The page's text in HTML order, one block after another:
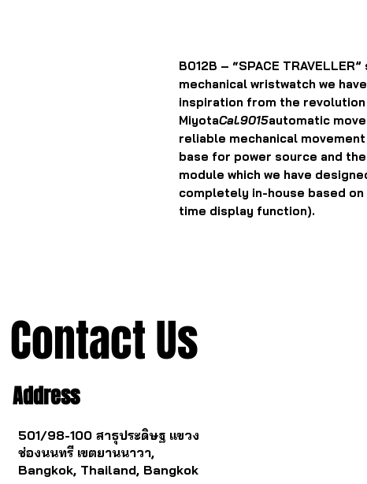
B012B – “SPACE
mechanical wristwatch we
inspiration from the revolution
MiyotaCal.9015automatic
reliable mechanical
base for power source and
module which we have
completely in-house based
time display function).
Contact Us
Address
501/98-100 สาธุประดิษฐ แขวง
ช่องนนทรี เขตยานนาวา,
Bangkok, Thailand, Bangkok